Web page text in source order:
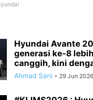
Hyundai Avante
generasi ke-8
canggih, kini
Ahmad Sani - 29 Jun 2026